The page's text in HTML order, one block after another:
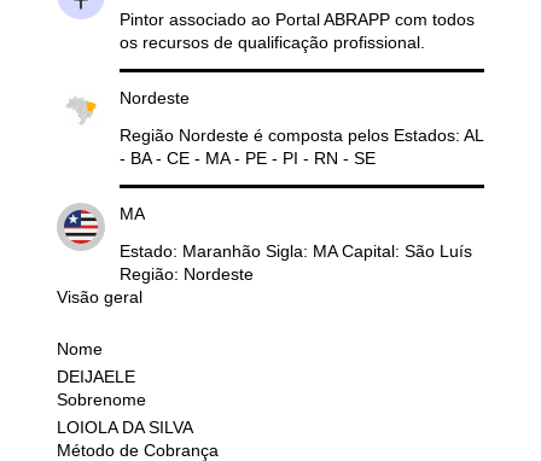
Pintor associado ao Portal ABRAPP com todos
os recursos de qualificação profissional.
Nordeste
Região Nordeste é composta pelos Estados: AL
- BA - CE - MA - PE - PI - RN - SE
MA
Estado: Maranhão Sigla: MA Capital: São Luís
Região: Nordeste
Visão geral
Nome
DEIJAELE
Sobrenome
LOIOLA DA SILVA
Método de Cobrança